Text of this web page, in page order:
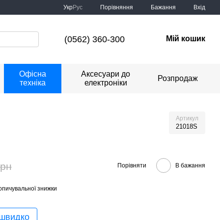
УкрРус Порівняння Бажання Вхід
(0562) 360-300 Мій кошик
Офісна
техніка
Аксесуари до
електроніки
Розпродаж
Артикул
21018S
Порівняти В бажання
знижки